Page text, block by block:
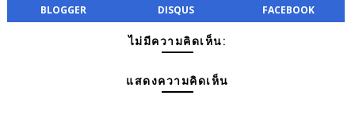
BLOGGER DISQUS FACEBOOK
ไม่มีความคิดเห็น:
แสดงความคิดเห็น